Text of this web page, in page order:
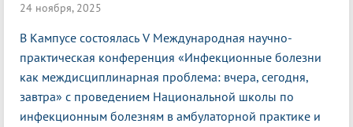
24 ноября, 2025
В Кампусе состоялась V Международная научно-
практическая конференция «Инфекционные болезни
как междисциплинарная проблема: вчера, сегодня,
завтра» с проведением Национальной школы по
инфекционным болезням в амбулаторной практике и